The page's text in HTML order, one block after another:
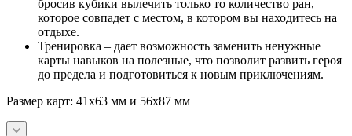
бросив кубики вылечить только то количество ран,
которое совпадет с местом, в котором вы находитесь на
отдыхе.
Тренировка – дает возможность заменить ненужные
карты навыков на полезные, что позволит развить героя
до предела и подготовиться к новым приключениям.
Размер карт: 41x63 мм и 56x87 мм